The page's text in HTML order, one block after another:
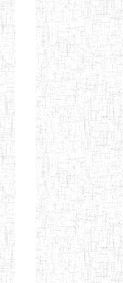
ENIET PRIVEE
LES FERMIONS
ENIET PRIVEE DE
L'OUEST
ENIET LE
NORMALIEN
CITOYEN
ENIEG PRIVEE
L'ARCHE DES
PHOTONS
ECOLE DE
FORMATION
DES
INSTITUTEURS
ST ANDRE